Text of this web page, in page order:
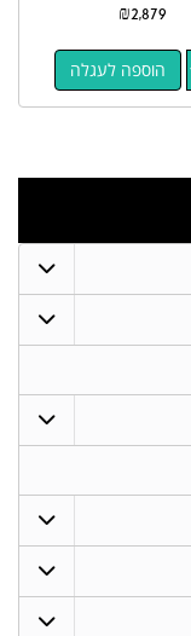
₪2,879
הוספה לעגלה